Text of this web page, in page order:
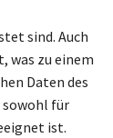
sind. Auch
zu einem
Daten des
sowohl für
ist.